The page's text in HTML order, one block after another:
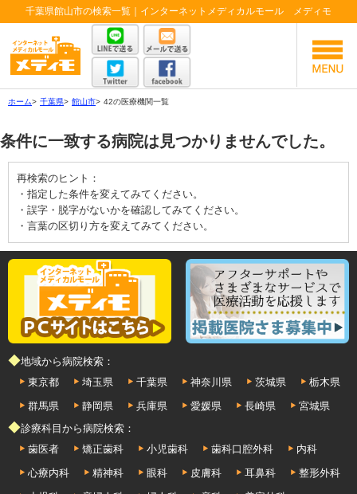
千葉県館山市の検索一覧｜インターネットメディカルモール メディモ
ホーム> 千葉県> 館山市> 42の医療機関一覧
条件に一致する病院は見つかりませんでした。
再検索のヒント：
・指定した条件を変えてみてください。
・誤字・脱字がないかを確認してみてください。
・言葉の区切り方を変えてみてください。
◆地域から病院検索：
東京都
埼玉県 千葉県 神奈川県 茨城県
栃木県
群馬県
静岡県 兵庫県 愛媛県 長崎県
宮城県
◆診療科目から病院検索：
歯医者
矯正歯科 小児歯科 歯科口腔外科
内科
心療内科
精神科 眼科 皮膚科 耳鼻科
整形外科